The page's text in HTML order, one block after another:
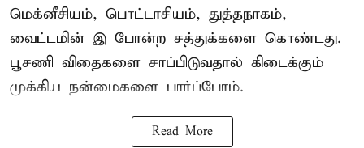
மெக்னீசியம், பொட்டாசியம், துத்தநாகம்,
வைட்டமின் இ போன்ற சத்துக்களை கொண்டது.
பூசணி விதைகளை சாப்பிடுவதால் கிடைக்கும்
முக்கிய நன்மைகளை பார்ப்போம்.
Read More